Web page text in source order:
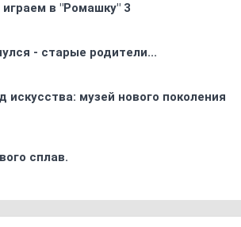
в "Ромашку" 3
- старые родители...
искусства: музей нового поколения
сплав.